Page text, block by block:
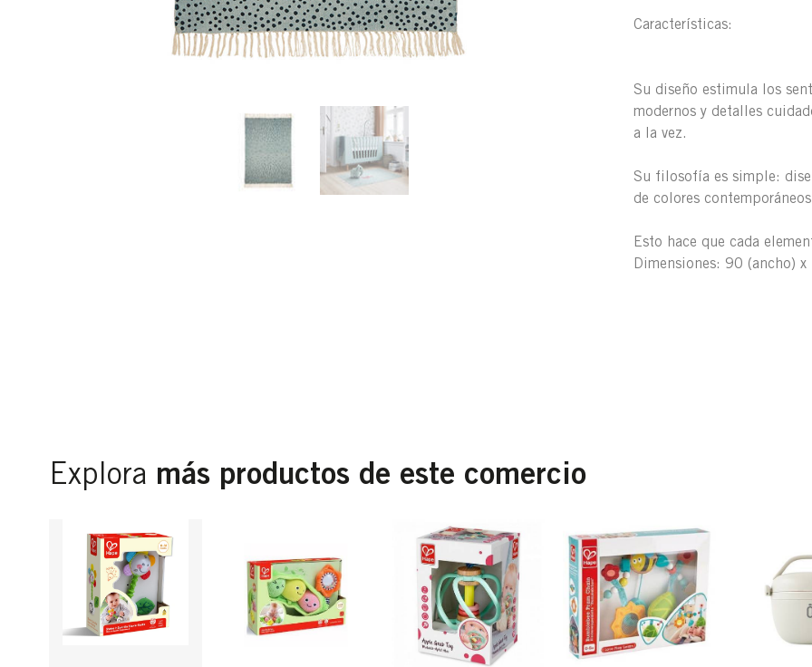
Características:
Su diseño estimula los
modernos y detalles
a la vez.
Su filosofía es simple:
de colores
Esto hace que cada
Dimensiones: 90 (ancho)
Explora más productos de este comercio